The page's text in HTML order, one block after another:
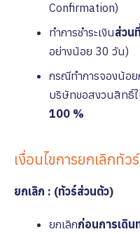
Confirmation)
ทำการชำระเงินส่วน
อย่างน้อย 30 วัน)
กรณีทำการจองน้อย
บริษัทขอสงวนสิทธิ์ใ
100 %
เงื่อนไขการยกเลิกทัว
ยกเลิก : (ทัวร์ส่วนตัว)
ยกเลิกก่อนการเดิน